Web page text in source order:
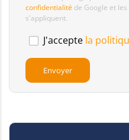
confidentialité de Google et les
s'appliquent.
J'accepte la